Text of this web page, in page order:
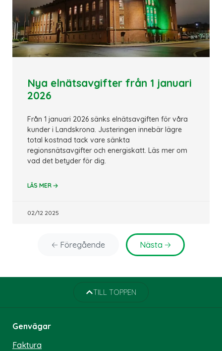
Nya elnätsavgifter från 1 januari
2026
Från 1 januari 2026 sänks elnätsavgiften för våra
kunder i Landskrona. Justeringen innebär lägre
total kostnad tack vare sänkta
regionsnätsavgifter och energiskatt. Läs mer om
vad det betyder för dig.
LÄS MER 🡢
02/12 2025
🡠 Föregående Nästa 🡢
TILL TOPPEN
Genvägar
Faktura